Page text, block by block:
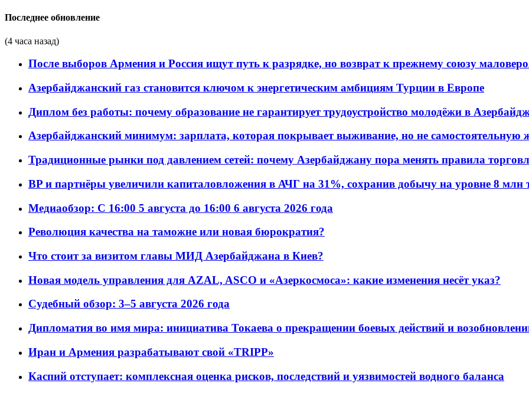
Последнее обновление
(4 часа назад)
После выборов Армения и Россия ищут путь к разрядке, но возврат к прежнему союзу
Азербайджанский газ становится ключом к энергетическим амбициям Турции в Европе
Диплом без работы: почему образование не гарантирует трудоустройство молодёжи в
Азербайджанский минимум: зарплата, которая покрывает выживание, но не самостоятельную
Традиционные рынки под давлением сетей: почему Азербайджану пора менять правила
BP и партнёры увеличили капиталовложения в АЧГ на 31%, сохранив добычу на уровне 8 млн
Медиаобзор: С 16:00 5 августа до 16:00 6 августа 2026 года
Революция качества на таможне или новая бюрократия?
Что стоит за визитом главы МИД Азербайджана в Киев?
Новая модель управления для AZAL, ASCO и «Азеркосмоса»: какие изменения несёт указ?
Судебный обзор: 3–5 августа 2026 года
Дипломатия во имя мира: инициатива Токаева о прекращении боевых действий и
Иран и Армения разрабатывают свой «TRIPP»
Каспий отступает: комплексная оценка рисков, последствий и уязвимостей водного баланса